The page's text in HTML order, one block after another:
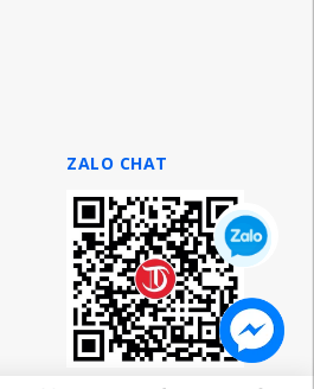
ZALO CHAT